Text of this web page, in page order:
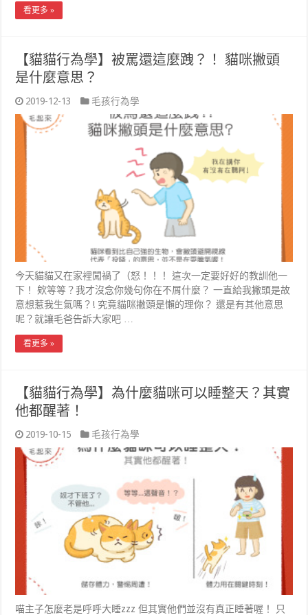
看更多 »
【貓貓行為學】被罵還這麼跩？！ 貓咪撇頭
是什麼意思？
2019-12-13 毛孩行為學
今天貓貓又在家裡闖禍了（怒！！！ 這次一定要好好的教訓他一
下！ 欸等等？我才沒念你幾句你在不屑什麼？ 一直給我撇頭是故
意想惹我生氣嗎？! 究竟貓咪撇頭是懶的理你？ 還是有其他意思
呢？就讓毛爸告訴大家吧 …
看更多 »
【貓貓行為學】為什麼貓咪可以睡整天？其實
他都醒著！
2019-10-15 毛孩行為學
喵主子怎麼老是呼呼大睡zzz 但其實他們並沒有真正睡著喔！ 只